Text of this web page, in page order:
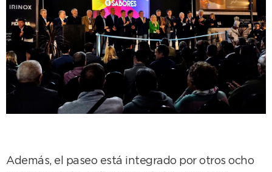
Además, el paseo está integrado por otros ocho